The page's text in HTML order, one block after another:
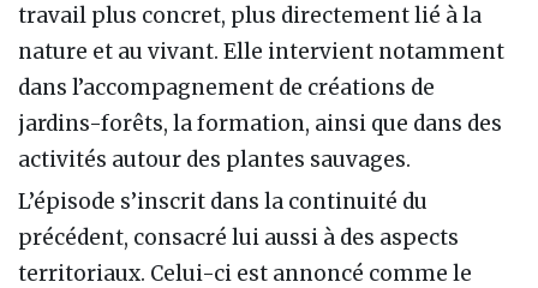
travail plus concret, plus directement lié à la
nature et au vivant. Elle intervient notamment
dans l’accompagnement de créations de
jardins-forêts, la formation, ainsi que dans des
activités autour des plantes sauvages.
L’épisode s’inscrit dans la continuité du
précédent, consacré lui aussi à des aspects
territoriaux. Celui-ci est annoncé comme le